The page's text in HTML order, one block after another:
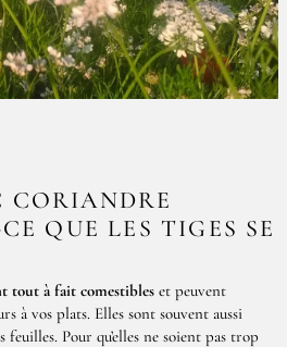
CORIANDRE
QUE LES TIGES SE
tout à fait comestibles et peuvent
à vos plats. Elles sont souvent aussi
feuilles. Pour qu’elles ne soient pas trop